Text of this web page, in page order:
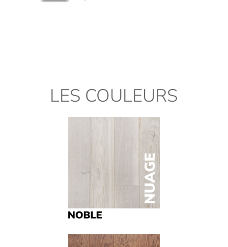
LES COULEURS